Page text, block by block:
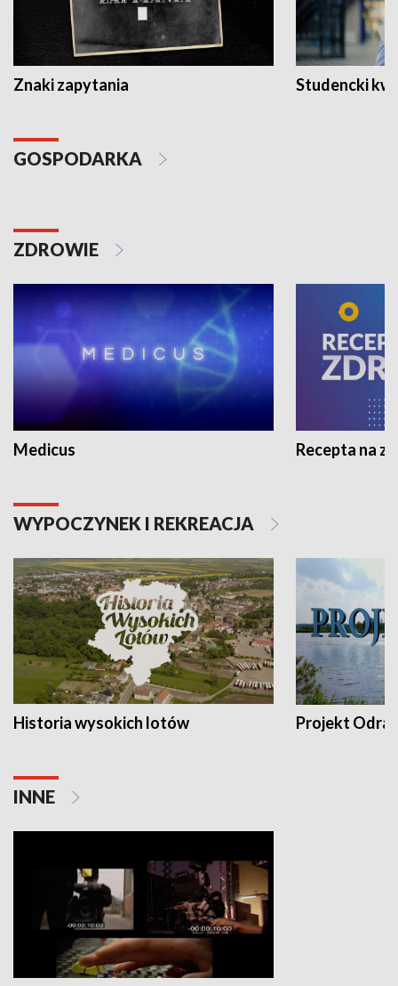
Znaki zapytania Studencki
GOSPODARKA
ZDROWIE
Medicus Recepta na
WYPOCZYNEK I REKREACJA
Historia wysokich lotów Projekt Odra
INNE